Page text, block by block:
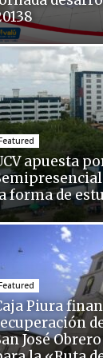
apuesta
forma de
Piura
José